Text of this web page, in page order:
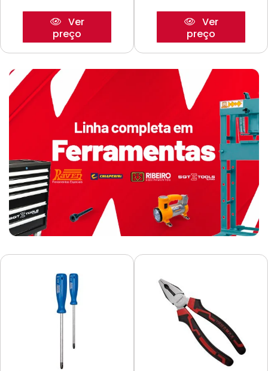
Ver
preço
Ver
preço